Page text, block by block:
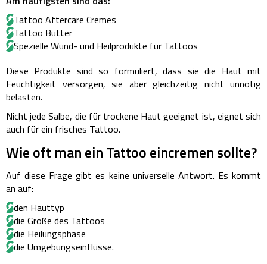
Tattoo Aftercare Cremes
Tattoo Butter
Spezielle Wund- und Heilprodukte für Tattoos
Diese Produkte sind so formuliert, dass sie die Haut mit
Feuchtigkeit versorgen, sie aber gleichzeitig nicht unnötig
belasten.
Nicht jede Salbe, die für trockene Haut geeignet ist, eignet sich
auch für ein frisches Tattoo.
Wie oft man ein Tattoo eincremen sollte?
Auf diese Frage gibt es keine universelle Antwort. Es kommt
an auf:
den Hauttyp
die Größe des Tattoos
die Heilungsphase
die Umgebungseinflüsse.